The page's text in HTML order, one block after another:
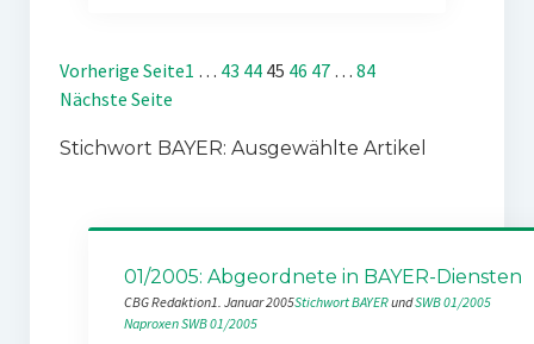
Vorherige Seite1 … 43 44 45 46 47 … 84
Nächste Seite
Stichwort BAYER: Ausgewählte Artikel
01/2005: Abgeordnete in BAYER-Diensten
CBG Redaktion1. Januar 2005Stichwort BAYER und SWB 01/2005
NaproxenSWB 01/2005